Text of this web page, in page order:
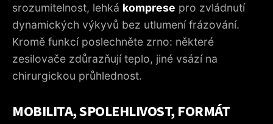
srozumitelnost, lehká komprese pro zvládnutí
dynamických výkyvů bez utlumení frázování.
Kromě funkcí poslechněte zrno: některé
zesilovače zdůrazňují teplo, jiné vsází na
chirurgickou průhlednost.
MOBILITA, SPOLEHLIVOST, FORMÁT